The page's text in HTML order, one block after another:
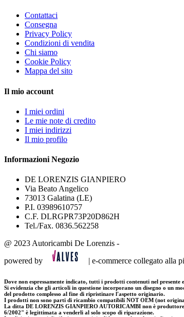
Contattaci
Consegna
Privacy Policy
Condizioni di vendita
Chi siamo
Cookie Policy
Mappa del sito
Il mio account
I miei ordini
Le mie note di credito
I miei indirizzi
Il mio profilo
Informazioni Negozio
DE LORENZIS GIANPIERO
Via Beato Angelico
73013 Galatina (LE)
P.I. 03989610757
C.F. DLRGPR73P20D862H
Tel./Fax. 0836.562258
@ 2023 Autoricambi De Lorenzis -
powered by
| e-commerce collegato alla
Dove non espressamente indicato, tutti i prodotti contenuti nel
Si evidenzia che gli articoli in questione incorporano un disegno o un
del prodotto complesso al fine di ripristinare l'aspetto originario.
I prodotti non sono parti di ricambio compatibili NOT OEM (not
La ditta DE LORENZIS GIANPIERO AUTORICAMBI non è
6/2002" è legittimata a venderli al solo scopo di riparazione.